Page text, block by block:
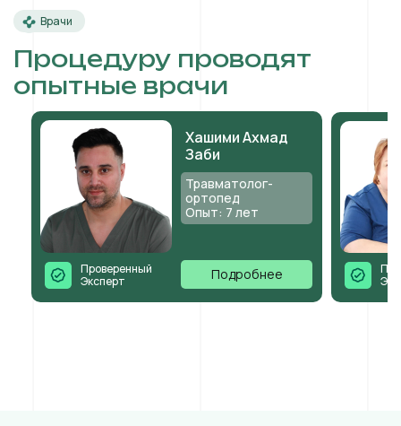
Врачи
Процедуру проводят
опытные врачи
Проверенный
Эксперт
Хашими Ахмад
Заби
Травматолог-
ортопед
Опыт: 7 лет
Подробнее